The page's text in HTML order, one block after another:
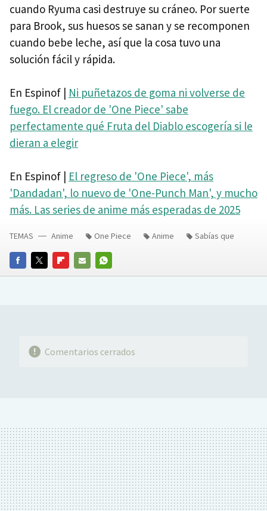
cuando Ryuma casi destruye su cráneo. Por suerte
para Brook, sus huesos se sanan y se recomponen
cuando bebe leche, así que la cosa tuvo una
solución fácil y rápida.
En Espinof | Ni puñetazos de goma ni volverse de
fuego. El creador de 'One Piece' sabe
perfectamente qué Fruta del Diablo escogería si le
dieran a elegir
En Espinof | El regreso de 'One Piece', más
'Dandadan', lo nuevo de 'One-Punch Man', y mucho
más. Las series de anime más esperadas de 2025
FACEBOOKTWITTERFLIPBOARD
E-
WHATSAPP
TEMAS Anime One Piece Anime Sabías que
Comentarios cerrados